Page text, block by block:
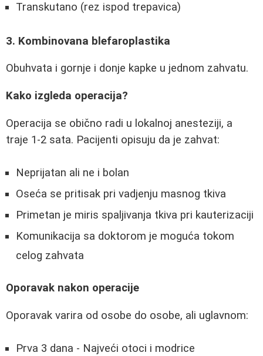
Transkutano (rez ispod trepavica)
3. Kombinovana blefaroplastika
Obuhvata i gornje i donje kapke u jednom zahvatu.
Kako izgleda operacija?
Operacija se obično radi u lokalnoj anesteziji, a
traje 1-2 sata. Pacijenti opisuju da je zahvat:
Neprijatan ali ne i bolan
Oseća se pritisak pri vadjenju masnog tkiva
Primetan je miris spaljivanja tkiva pri kauterizaciji
Komunikacija sa doktorom je moguća tokom
celog zahvata
Oporavak nakon operacije
Oporavak varira od osobe do osobe, ali uglavnom:
Prva 3 dana - Najveći otoci i modrice